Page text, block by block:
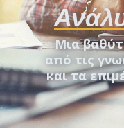
Μια
από τις
και τα